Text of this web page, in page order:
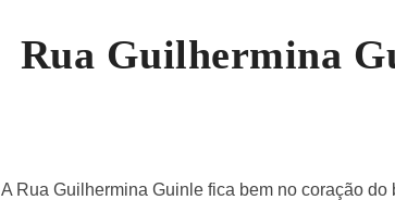
Rua Guilhermina
A Rua Guilhermina Guinle fica bem no coração